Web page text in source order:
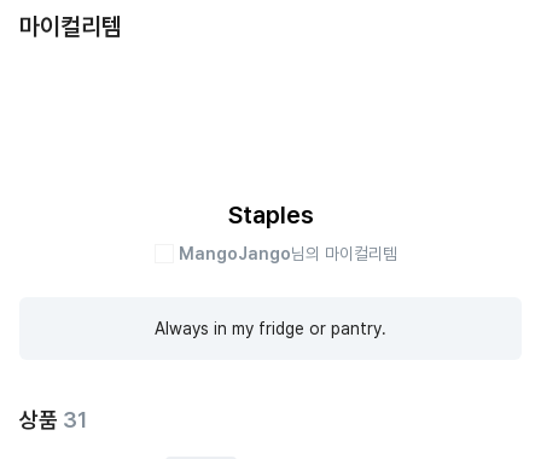
마이컬리템
Staples
MangoJango님의 마이컬리템
Always in my fridge or pantry.
상품 31